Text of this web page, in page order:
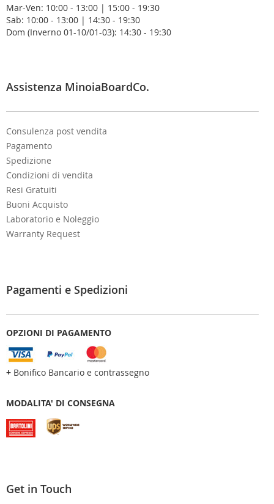
w
s
l
e
:
Mar-Ven: 10:00 - 13:00 | 15:00 - 19:30
Sab: 10:00 - 13:00 | 14:30 - 19:30
Dom (Inverno 01-10/01-03): 14:30 - 19:30
Assistenza MinoiaBoardCo.
Consulenza post vendita
Pagamento
Spedizione
Condizioni di vendita
Resi Gratuiti
Buoni Acquisto
Laboratorio e Noleggio
Warranty Request
Pagamenti e Spedizioni
OPZIONI DI PAGAMENTO
+ Bonifico Bancario e contrassegno
MODALITA' DI CONSEGNA
Get in Touch